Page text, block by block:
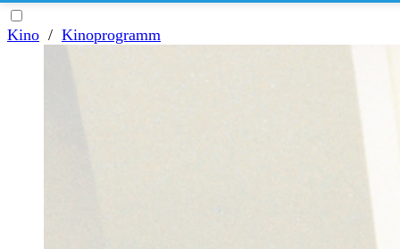
Kino / Kinoprogramm